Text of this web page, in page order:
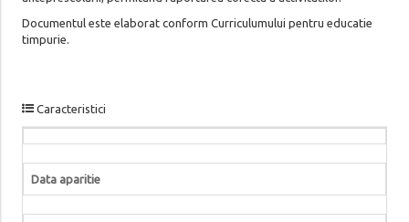
Documentul este elaborat conform Curriculumului pentru educatie
timpurie.
Caracteristici
Data aparitie